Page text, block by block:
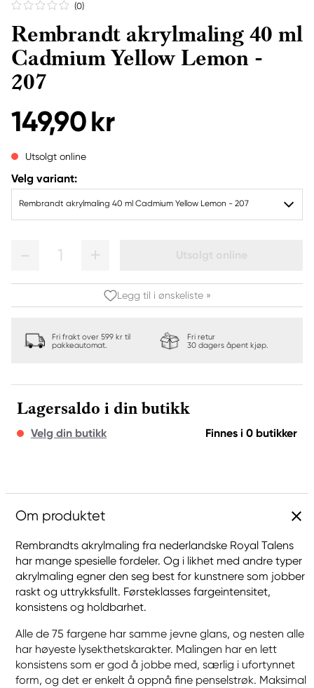
(0)
Rembrandt akrylmaling 40 ml
Cadmium Yellow Lemon -
207
149,90 kr
Utsolgt online
Velg variant:
Rembrandt akrylmaling 40 ml Cadmium Yellow Lemon - 207
1 Utsolgt online
Legg til i ønskeliste »
Fri frakt over 599 kr til
pakkeautomat.
Fri retur
30 dagers åpent kjøp.
Lagersaldo i din butikk
Velg din butikk Finnes i 0 butikker
Om produktet
Rembrandts akrylmaling fra nederlandske Royal Talens
har mange spesielle fordeler. Og i likhet med andre typer
akrylmaling egner den seg best for kunstnere som jobber
raskt og uttrykksfullt. Førsteklasses fargeintensitet,
konsistens og holdbarhet.
Alle de 75 fargene har samme jevne glans, og nesten alle
har høyeste lysekthetskarakter. Malingen har en lett
konsistens som er god å jobbe med, særlig i ufortynnet
form, og det er enkelt å oppnå fine penselstrøk. Maksimal